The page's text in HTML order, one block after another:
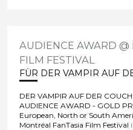
AUDIENCE AWARD
FILM FESTIVAL
FÜR DER VAMPIR AUF
DER VAMPIR AUF DER COUCH
AUDIENCE AWARD - GOLD
European, North or South
Montréal FanTasia Film Festival